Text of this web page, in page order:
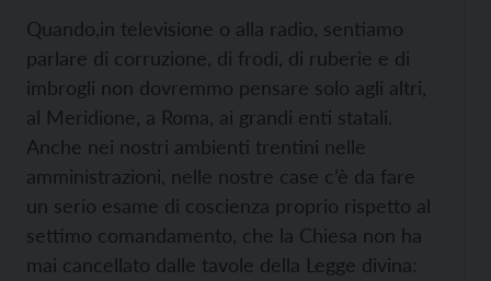
Quando,in televisione o alla radio, sentiamo
parlare di corruzione, di frodi, di ruberie e di
imbrogli non dovremmo pensare solo agli altri,
al Meridione, a Roma, ai grandi enti statali.
Anche nei nostri ambienti trentini nelle
amministrazioni, nelle nostre case c’è da fare
un serio esame di coscienza proprio rispetto al
settimo comandamento, che la Chiesa non ha
mai cancellato dalle tavole della Legge divina: